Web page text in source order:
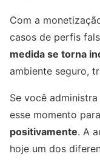
Com a
casos de perfis
medida se torna
ambiente seguro,
Se você
esse momento
positivamente. A
hoje um dos